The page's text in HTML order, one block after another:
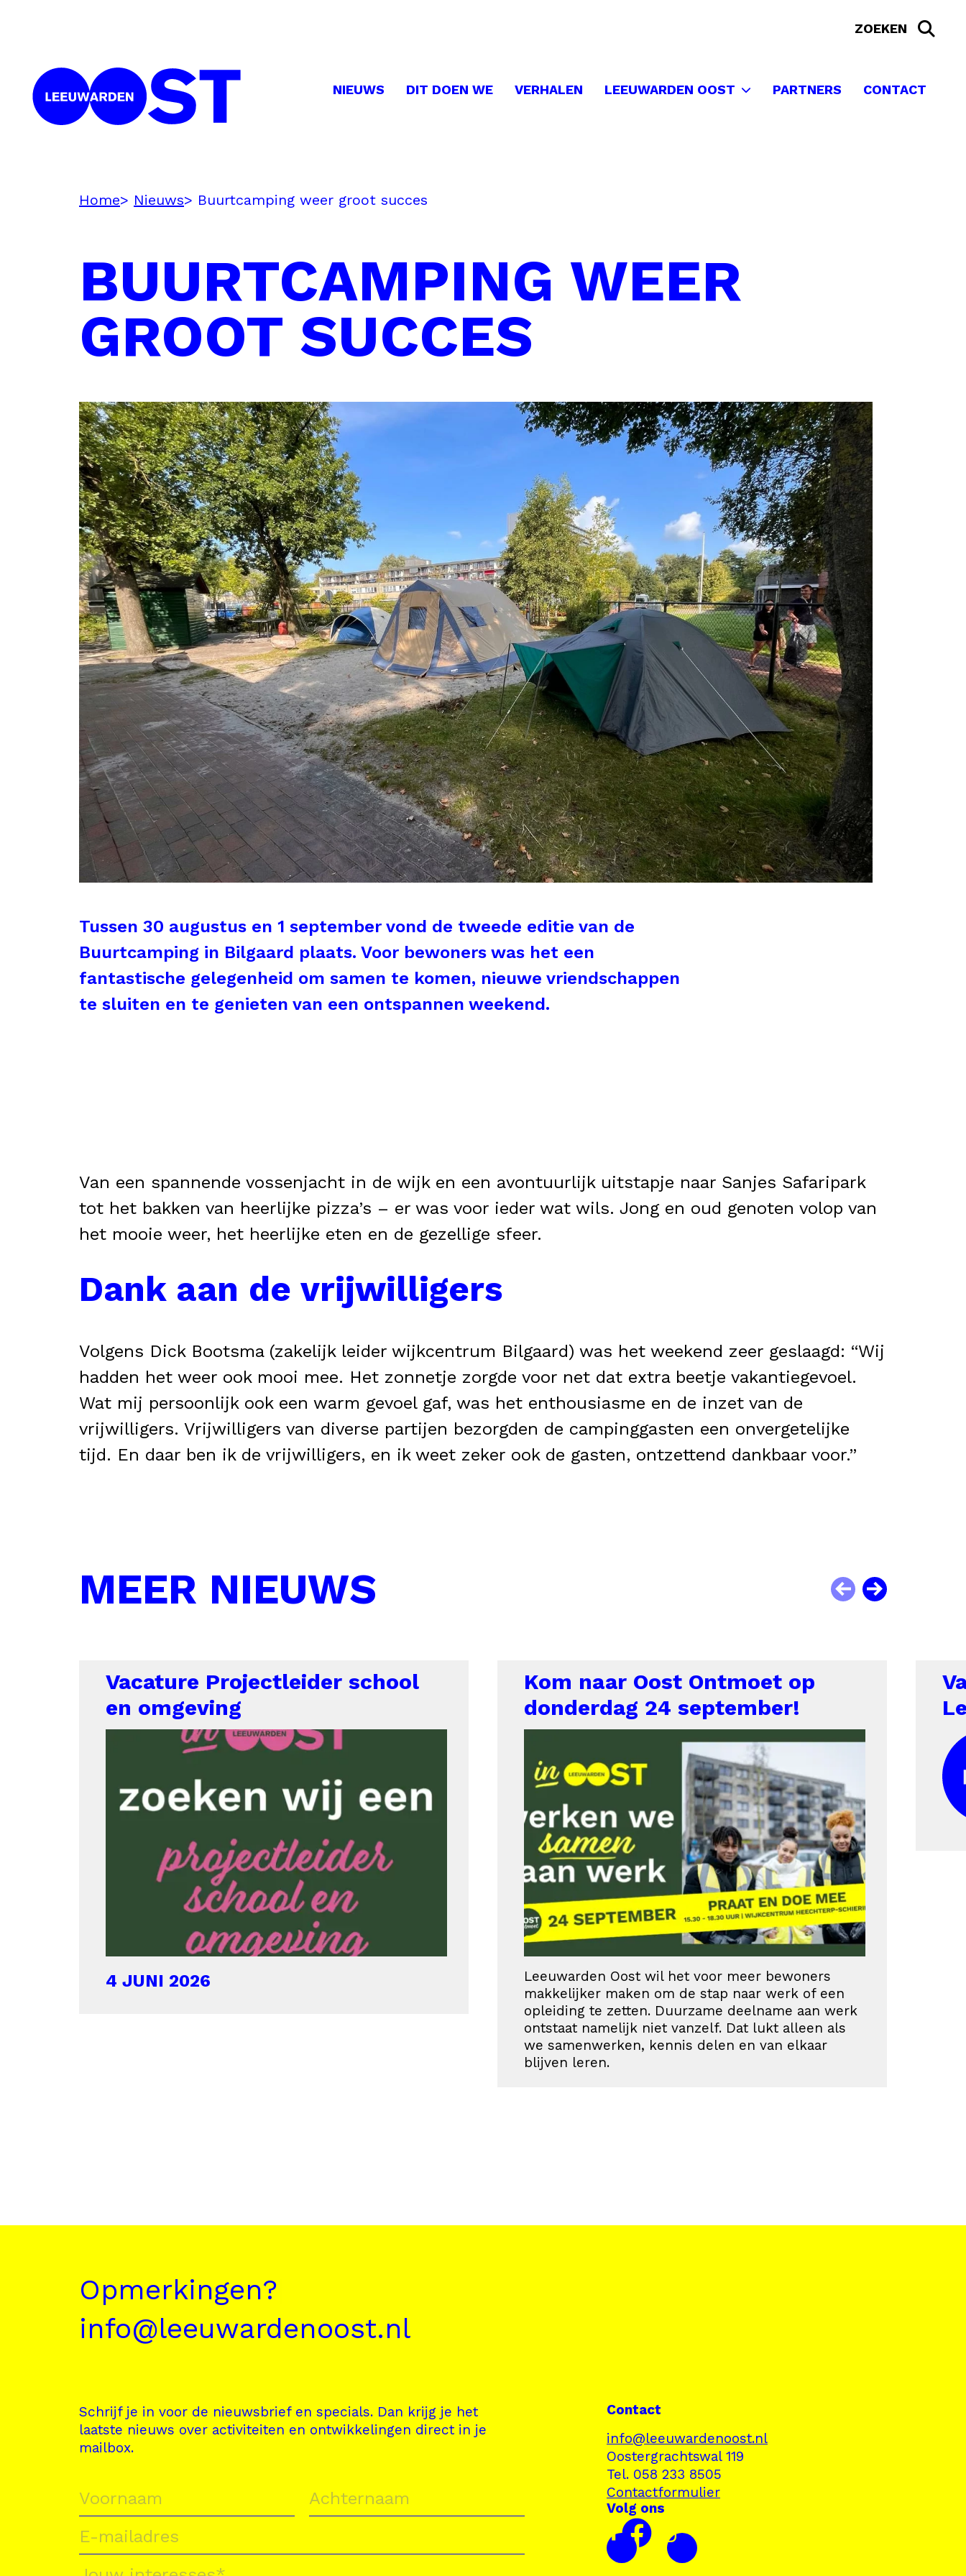
NIEUWS DIT DOEN WE VERHALEN LEEUWARDEN OOST PARTNERS CONTACT
Home Nieuws Buurtcamping weer groot succes
BUURTCAMPING WEER
GROOT SUCCES
Tussen 30 augustus en 1 september vond de tweede editie van de
Buurtcamping in Bilgaard plaats. Voor bewoners was het een
fantastische gelegenheid om samen te komen, nieuwe vriendschappen
te sluiten en te genieten van een ontspannen weekend.
Van een spannende vossenjacht in de wijk en een avontuurlijk uitstapje naar Sanjes Safaripark
tot het bakken van heerlijke pizza’s – er was voor ieder wat wils. Jong en oud genoten volop van
het mooie weer, het heerlijke eten en de gezellige sfeer.
Dank aan de vrijwilligers
Volgens Dick Bootsma (zakelijk leider wijkcentrum Bilgaard) was het weekend zeer geslaagd: “Wij
hadden het weer ook mooi mee. Het zonnetje zorgde voor net dat extra beetje vakantiegevoel.
Wat mij persoonlijk ook een warm gevoel gaf, was het enthousiasme en de inzet van de
vrijwilligers. Vrijwilligers van diverse partijen bezorgden de campinggasten een onvergetelijke
tijd. En daar ben ik de vrijwilligers, en ik weet zeker ook de gasten, ontzettend dankbaar voor.”
MEER NIEUWS
Vacature Projectleider school
en omgeving
4 JUNI 2026
Kom naar Oost Ontmoet op
donderdag 24 september!
Leeuwarden Oost wil het voor meer bewoners
makkelijker maken om de stap naar werk of een
opleiding te zetten. Duurzame deelname aan werk
ontstaat namelijk niet vanzelf. Dat lukt alleen als
we samenwerken, kennis delen en van elkaar
blijven leren.
Opmerkingen?
info@leeuwardenoost.nl
Schrijf je in voor de nieuwsbrief en specials. Dan krijg je het
laatste nieuws over activiteiten en ontwikkelingen direct in je
mailbox.
Contact
info@leeuwardenoost.nl
Oostergrachtswal 119
Tel. 058 233 8505
Contactformulier
Volg ons